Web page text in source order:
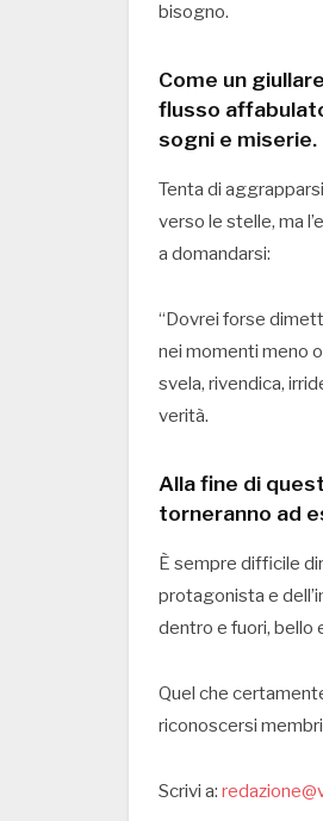
bisogno.
Come un
flusso
sogni e miserie.
Tenta di
verso le stelle, ma
a domandarsi:
“Dovrei forse
nei momenti meno
svela, rivendica,
verità.
Alla fine di
torneranno ad
È sempre difficile
protagonista e
dentro e fuori, bello
Quel che
riconoscersi
Scrivi a: